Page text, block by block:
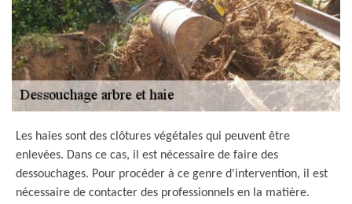
Les haies sont des clôtures végétales qui peuvent être
enlevées. Dans ce cas, il est nécessaire de faire des
dessouchages. Pour procéder à ce genre d'intervention, il est
nécessaire de contacter des professionnels en la matière.